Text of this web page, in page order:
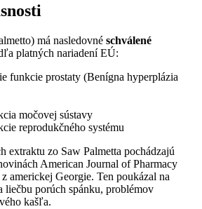
má nasledovné schválené
platných nariadení EÚ:
funkcie prostaty (Benígna hyperplázia
močovej sústavy
reprodukčného systému
extraktu zo Saw Palmetta pochádzajú
American Journal of Pharmacy
americkej Georgie. Ten poukázal na
porúch spánku, problémov
kašľa.